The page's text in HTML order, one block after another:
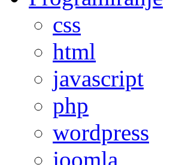
css
html
javascript
php
wordpress
joomla